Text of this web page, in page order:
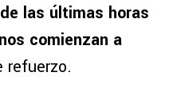
las últimas horas
comienzan a
refuerzo.